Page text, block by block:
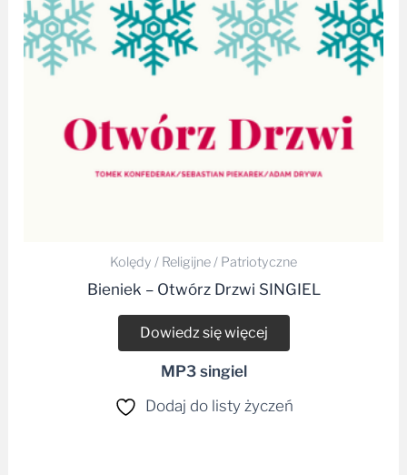
Kolędy / Religijne / Patriotyczne
Bieniek – Otwórz Drzwi SINGIEL
Dowiedz się więcej
MP3 singiel
Dodaj do listy życzeń